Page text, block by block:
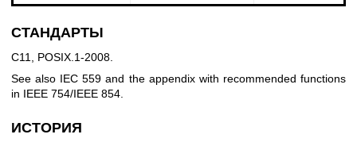
СТАНДАРТЫ
C11, POSIX.1-2008.
See also IEC 559 and the appendix with recommended functions
in IEEE 754/IEEE 854.
ИСТОРИЯ